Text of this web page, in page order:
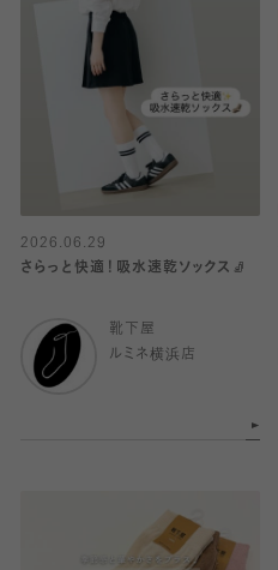
2026.06.29
さらっと快適！吸水速乾ソックス🧦
靴下屋
ルミネ横浜店